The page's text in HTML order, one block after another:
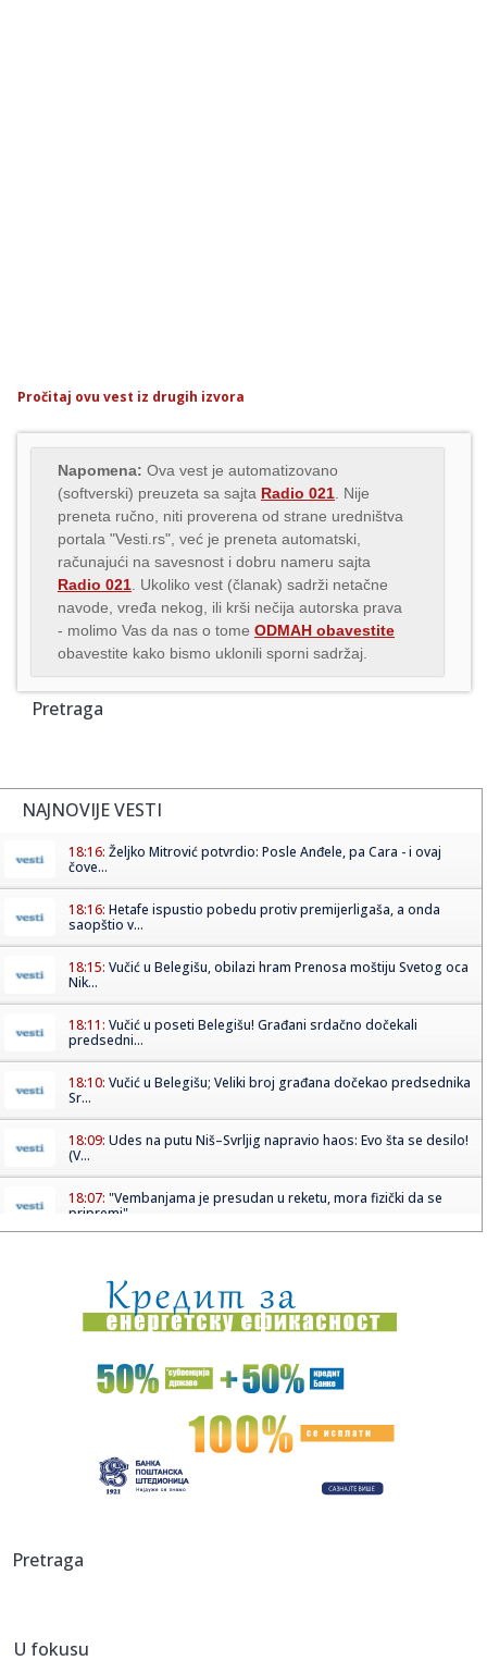
Pročitaj ovu vest iz drugih izvora
Napomena: Ova vest je automatizovano
(softverski) preuzeta sa sajta Radio 021 . Nije
preneta ručno, niti proverena od strane uredništva
portala "Vesti.rs", već je preneta automatski,
računajući na savesnost i dobru nameru sajta
Radio 021 . Ukoliko vest (članak) sadrži netačne
navode, vređa nekog, ili krši nečija autorska prava
- molimo Vas da nas o tome ODMAH obavestite
obavestite kako bismo uklonili sporni sadržaj.
Pretraga
NAJNOVIJE VESTI
18:16: Željko Mitrović potvrdio: Posle Anđele, pa Cara - i ovaj
čove...
18:16: Hetafe ispustio pobedu protiv premijerligaša, a onda
saopštio v...
18:15: Vučić u Belegišu, obilazi hram Prenosa moštiju Svetog oca
Nik...
18:11: Vučić u poseti Belegišu! Građani srdačno dočekali
predsedni...
18:10: Vučić u Belegišu; Veliki broj građana dočekao predsednika
Sr...
18:09: Udes na putu Niš–Svrljig napravio haos: Evo šta se desilo!
(V...
18:07: "Vembanjama je presudan u reketu, mora fizički da se
pripremi"
18:01:Ako redovno trenirate, evo zašto bi sauna mogla da
postane deo v...
18:01:I Kokanović u nemilosti blokadera; Planiran za ministra
poljopri...
Zvijer uhvaćena na Bilećkom jezeru! Dugačak 2 metra, težak
17:59:Evakuisano 20.000 ljudi zbog šumskog požara
17:45:
Pretraga
U fokusu